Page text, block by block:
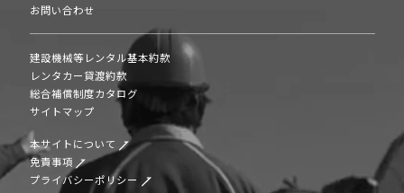
お問い合わせ
建設機械等レンタル基本約款
レンタカー貸渡約款
総合補償制度カタログ
サイトマップ
本サイトについて
免責事項
プライバシーポリシー